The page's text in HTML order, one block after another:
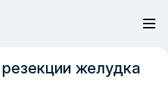
желудка